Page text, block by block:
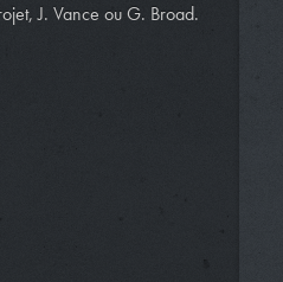
J. Vance ou G. Broad.